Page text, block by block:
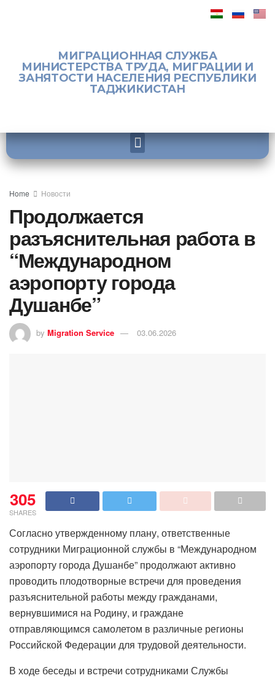
МИГРАЦИОННАЯ СЛУЖБА
МИНИСТЕРСТВА ТРУДА, МИГРАЦИИ И
ЗАНЯТОСТИ НАСЕЛЕНИЯ РЕСПУБЛИКИ
ТАДЖИКИСТАН
Home Новости
Продолжается
разъяснительная работа в
“Международном
аэропорту города
Душанбе”
by Migration Service 03.06.2026
305
SHARES
Согласно утвержденному плану, ответственные
сотрудники Миграционной службы в “Международном
аэропорту города Душанбе” продолжают активно
проводить плодотворные встречи для проведения
разъяснительной работы между гражданами,
вернувшимися на Родину, и граждане
отправляющимся самолетом в различные регионы
Российской Федерации для трудовой деятельности.
В ходе беседы и встречи сотрудниками Службы